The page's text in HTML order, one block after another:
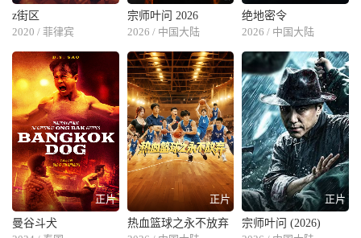
z街区
2020 / 菲律宾
宗师叶问 2026
2026 / 中国大陆
绝地密令
2026 / 中国大陆
正片
曼谷斗犬
正片
热血篮球之永不放弃
正片
宗师叶问 (2026)